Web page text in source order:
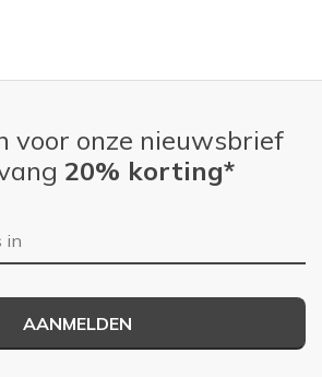
voor onze nieuwsbrief
20% korting*
AANMELDEN